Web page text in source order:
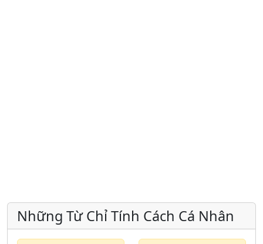
Những Từ Chỉ Tính Cách Cá Nhân